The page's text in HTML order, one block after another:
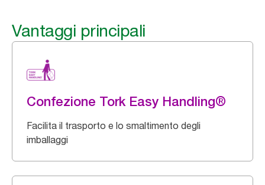
Vantaggi principali
Confezione Tork Easy Handling®
Facilita il trasporto e lo smaltimento degli
imballaggi